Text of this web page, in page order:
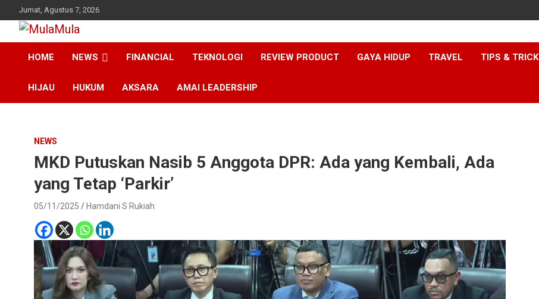
to
content
Jumat, Agustus 7, 2026
MulaMula
Medianya para Gen Z
HOME
NEWS FINANCIAL TEKNOLOGI REVIEW PRODUCT GAYA HIDUP TRAVEL TIPS & TRICK
HIJAU HUKUM AKSARA AMAI LEADERSHIP
NEWS
MKD Putuskan Nasib 5 Anggota DPR: Ada yang Kembali, Ada
yang Tetap ‘Parkir’
05/11/2025 Hamdani S Rukiah